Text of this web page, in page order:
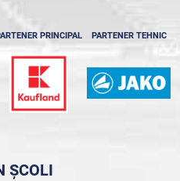
PRINCIPAL PARTENER TEHNIC
ȘCOLI